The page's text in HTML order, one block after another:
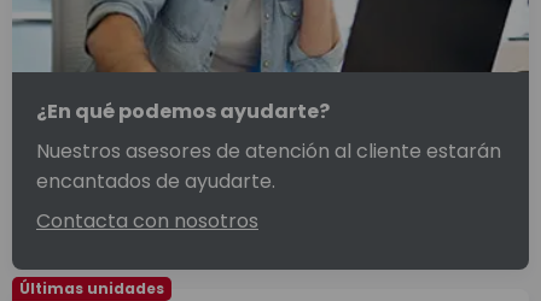
¿En qué podemos ayudarte?
Nuestros asesores de atención al cliente estarán
encantados de ayudarte.
Contacta con nosotros
Últimas unidades